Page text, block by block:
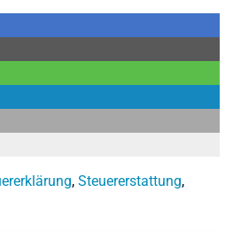
, Steuererstattung,